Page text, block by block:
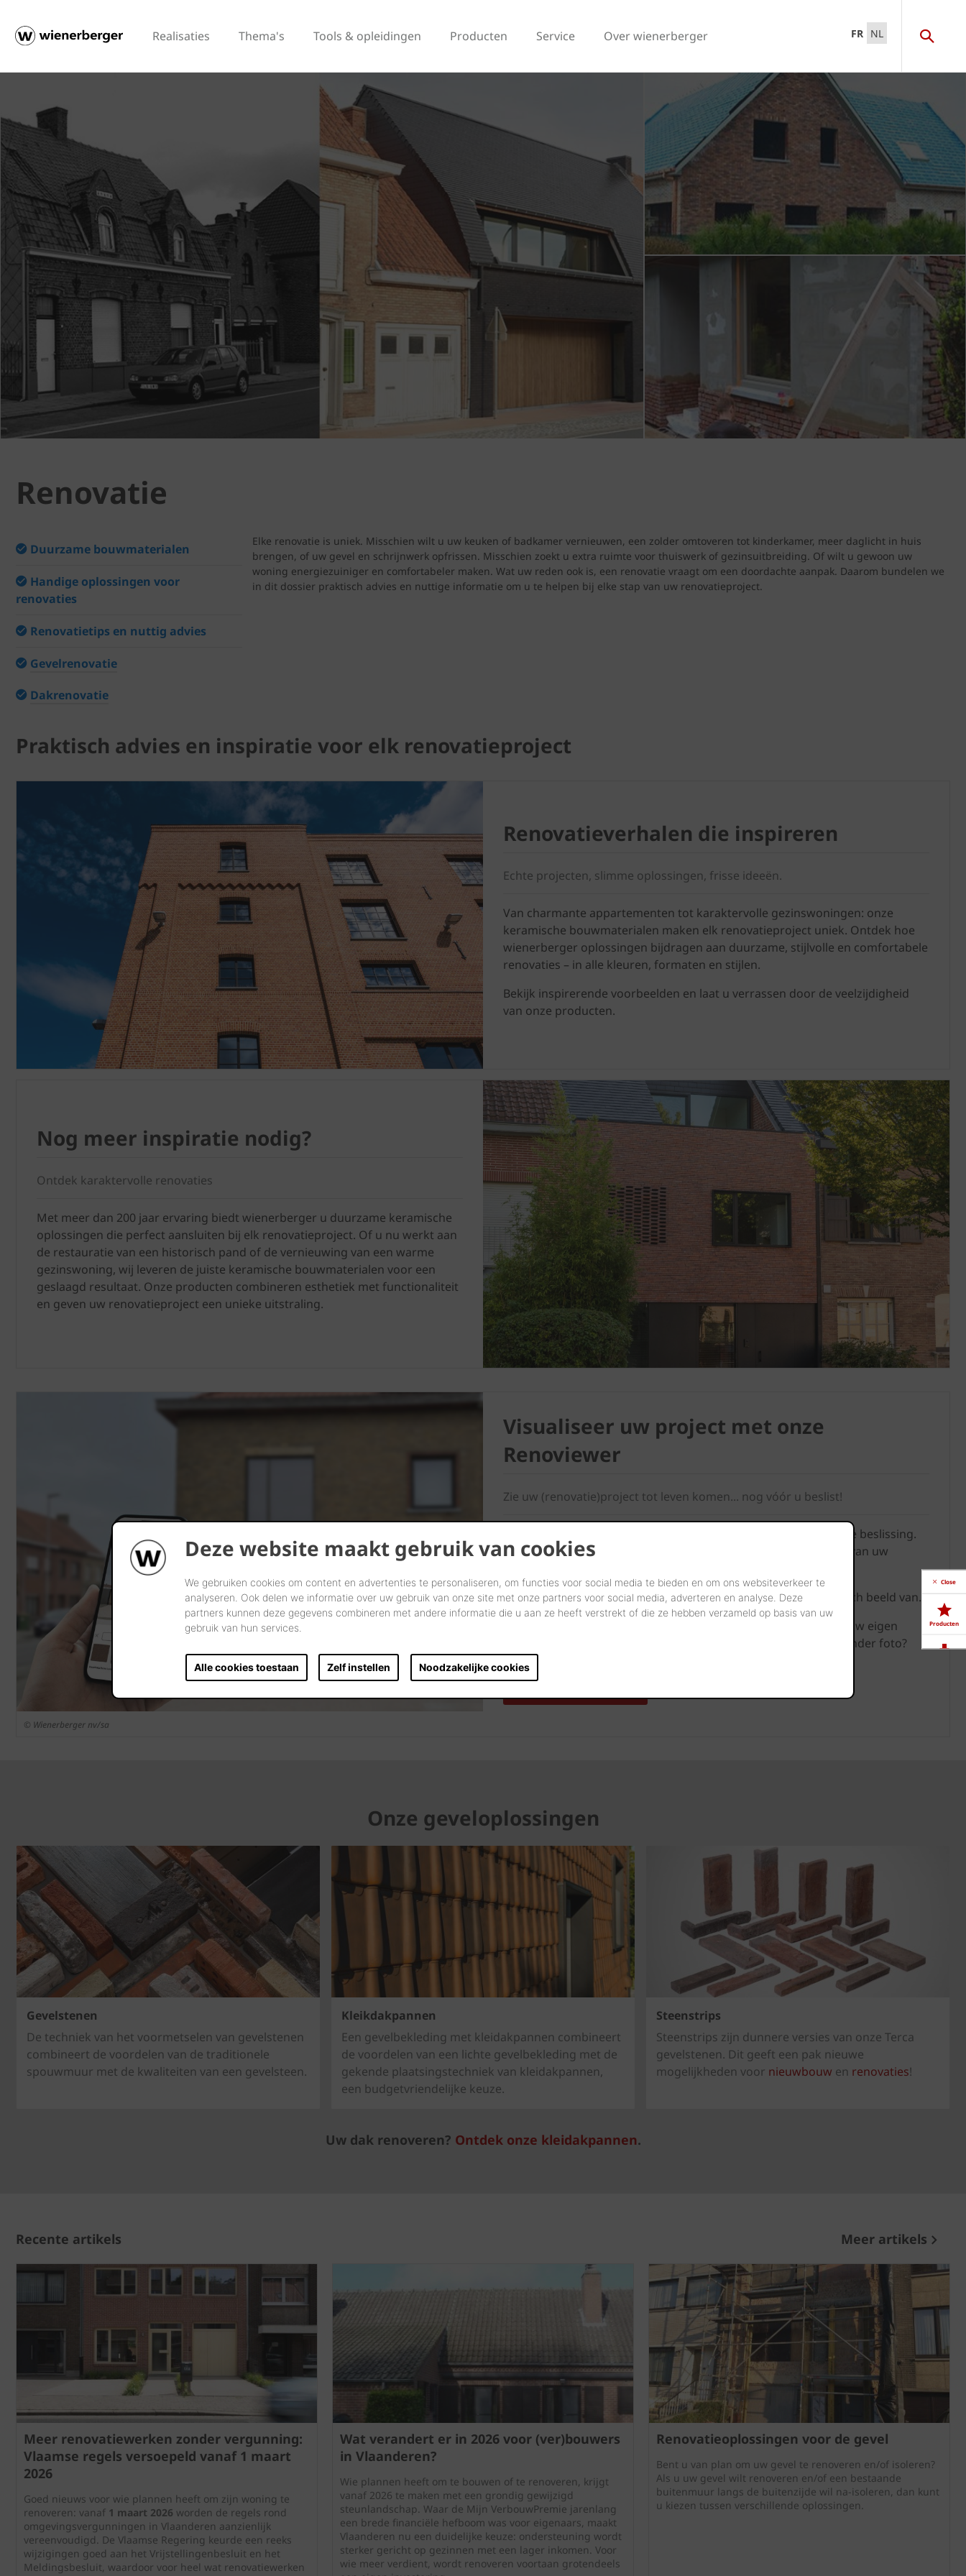
Deze website maakt gebruik van cookies
We gebruiken cookies om content en advertenties te personaliseren, om functies voor social media te bieden en om ons websiteverkeer te
analyseren. Ook delen we informatie over uw gebruik van onze site met onze partners voor social media, adverteren en analyse. Deze
partners kunnen deze gegevens combineren met andere informatie die u aan ze heeft verstrekt of die ze hebben verzameld op basis van uw
gebruik van hun services.
Alle cookies toestaan Zelf instellen Noodzakelijke cookies
Realisaties Thema's Tools & opleidingen Producten Service Over wienerberger FR NL
Renovatie
Duurzame bouwmaterialen
Handige oplossingen voor
renovaties
Renovatietips en nuttig advies
Gevelrenovatie
Dakrenovatie
Elke renovatie is uniek. Misschien wilt u uw keuken of badkamer vernieuwen, een zolder omtoveren tot kinderkamer, meer daglicht in huis
brengen, of uw gevel en schrijnwerk opfrissen. Misschien zoekt u extra ruimte voor thuiswerk of gezinsuitbreiding. Of wilt u gewoon uw
woning energiezuiniger en comfortabeler maken. Wat uw reden ook is, een renovatie vraagt om een doordachte aanpak. Daarom bundelen we
in dit dossier praktisch advies en nuttige informatie om u te helpen bij elke stap van uw renovatieproject.
Praktisch advies en inspiratie voor elk renovatieproject
Renovatieverhalen die inspireren
Echte projecten, slimme oplossingen, frisse ideeën.
Van charmante appartementen tot karaktervolle gezinswoningen: onze
keramische bouwmaterialen maken elk renovatieproject uniek. Ontdek hoe
wienerberger oplossingen bijdragen aan duurzame, stijlvolle en comfortabele
renovaties – in alle kleuren, formaten en stijlen.
Bekijk inspirerende voorbeelden en laat u verrassen door de veelzijdigheid
van onze producten.
Nog meer inspiratie nodig?
Ontdek karaktervolle renovaties
Met meer dan 200 jaar ervaring biedt wienerberger u duurzame keramische
oplossingen die perfect aansluiten bij elk renovatieproject. Of u nu werkt aan
de restauratie van een historisch pand of de vernieuwing van een warme
gezinswoning, wij leveren de juiste keramische bouwmaterialen voor een
geslaagd resultaat. Onze producten combineren esthetiek met functionaliteit
en geven uw renovatieproject een unieke uitstraling.
© Wienerberger nv/sa
Visualiseer uw project met onze
Renoviewer
Zie uw (renovatie)project tot leven komen... nog vóór u beslist!
Materialen kiezen voor uw (renovatie)project is geen eenvoudige beslissing.
Kleuren, formaten en materialen bepalen jarenlang het uitzicht van uw
Met de Renoviewer krijgt u daar vooraf een duidelijk en realistisch beeld van.
U visualiseert onze gevelstenen en kleiklinkers rechtstreeks op uw eigen
woning, door eenvoudig een foto te uploaden. Liever starten zonder foto?
Dan gebruikt u één van onze modelwoningen als basis.
Onze geveloplossingen
Gevelstenen
De techniek van het voormetselen van gevelstenen
combineert de voordelen van de traditionele
spouwmuur met de kwaliteiten van een gevelsteen.
Kleikdakpannen
Een gevelbekleding met kleidakpannen combineert
de voordelen van een lichte gevelbekleding met de
gekende plaatsingstechniek van kleidakpannen,
een budgetvriendelijke keuze.
Steenstrips
Steenstrips zijn dunnere versies van onze Terca
gevelstenen. Dit geeft een pak nieuwe
mogelijkheden voor nieuwbouw en renovaties!
Uw dak renoveren? Ontdek onze kleidakpannen.
Recente artikels Meer artikels
Meer renovatiewerken zonder vergunning:
Vlaamse regels versoepeld vanaf 1 maart
2026
Goed nieuws voor wie plannen heeft om zijn woning te
renoveren: vanaf 1 maart 2026 worden de regels rond
omgevingsvergunningen in Vlaanderen aanzienlijk
vereenvoudigd. De Vlaamse Regering keurde een reeks
wijzigingen goed aan het Vrijstellingenbesluit en het
Meldingsbesluit, waardoor voor heel wat renovatiewerken
Wat verandert er in 2026 voor (ver)bouwers
in Vlaanderen?
Wie plannen heeft om te bouwen of te renoveren, krijgt
vanaf 2026 te maken met een grondig gewijzigd
steunlandschap. Waar de Mijn VerbouwPremie jarenlang
een brede financiële hefboom was voor eigenaars, maakt
Vlaanderen nu een duidelijke keuze: ondersteuning wordt
sterker gericht op gezinnen met een lager inkomen. Voor
wie meer verdient, wordt renoveren voortaan grotendeels
Renovatieoplossingen voor de gevel
Bent u van plan om uw gevel te renoveren en/of isoleren?
Als u uw gevel wilt renoveren en/of een bestaande
buitenmuur langs de buitenzijde wil na-isoleren, dan kunt
u kiezen tussen verschillende oplossingen.
Close
Producten